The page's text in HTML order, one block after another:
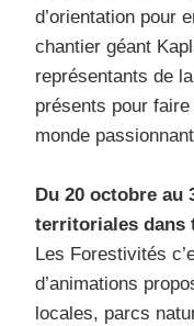
d’orientation pour
chantier géant
représentants de
présents pour
monde
Du 20 octobre au
territoriales dans
Les Forestivités
d’animations
locales, parcs